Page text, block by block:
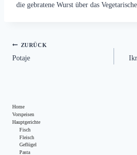
die gebratene Wurst über das
Beitragsnavigation
ZURÜCK
Potaje
Home
Vorspeisen
Hauptgerichte
Fisch
Fleisch
Geflügel
Pasta